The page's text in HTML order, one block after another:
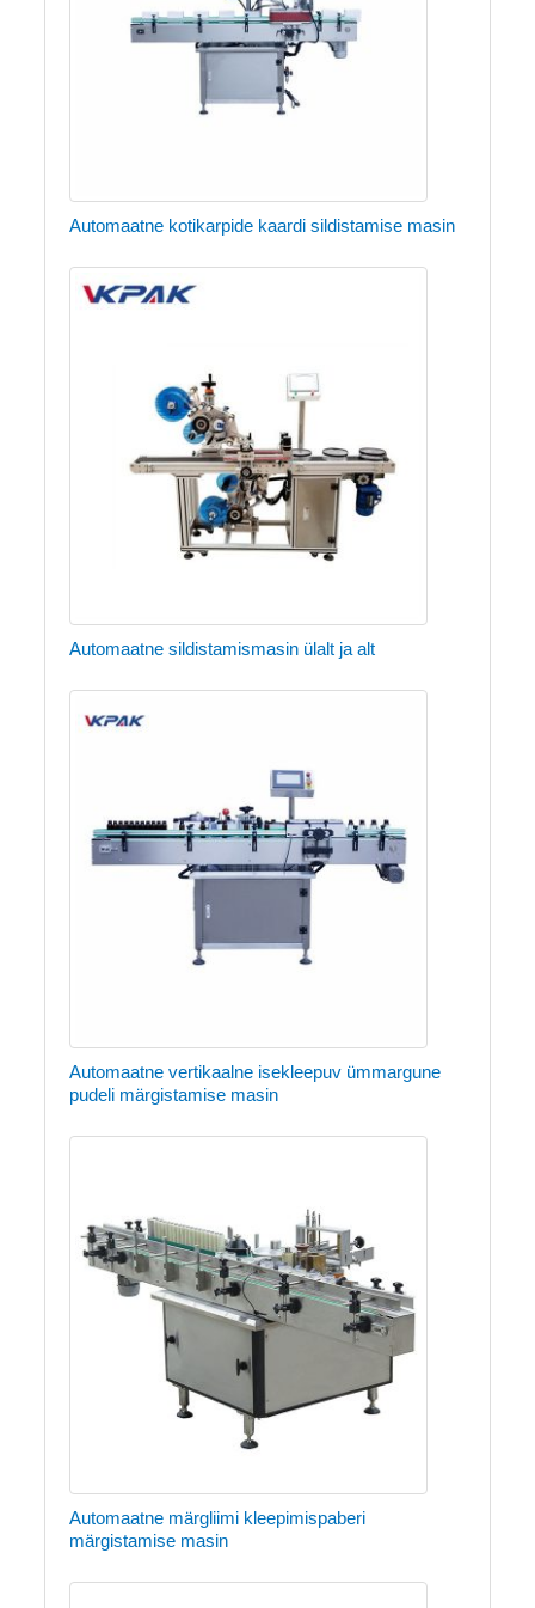
Automaatne kotikarpide kaardi sildistamise masin
Automaatne sildistamismasin ülalt ja alt
Automaatne vertikaalne isekleepuv ümmargune
pudeli märgistamise masin
Automaatne märgliimi kleepimispaberi
märgistamise masin